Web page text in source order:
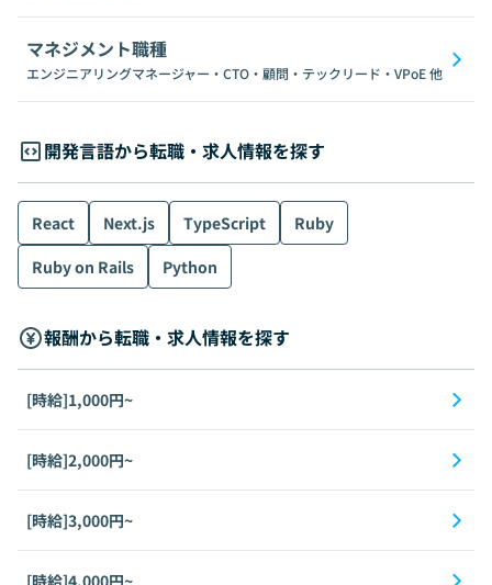
マネジメント職種
エンジニアリングマネージャー・CTO・顧問・テックリード・VPoE他
開発言語から転職・求人情報を探す
React Next.js TypeScript
Ruby
Ruby on Rails
Python
報酬から転職・求人情報を探す
[時給]1,000円~
[時給]2,000円~
[時給]3,000円~